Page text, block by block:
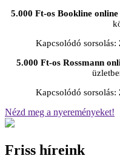
5.000 Ft-os Bookline
Kapcsolódó sorsolás:
5.000 Ft-os Rossmann
Kapcsolódó sorsolás:
Nézd meg a nyereményeket!
Friss híreink